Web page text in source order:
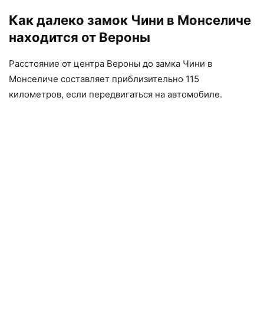
Как далеко замок Чини в Монселиче
находится от Вероны
Расстояние от центра Вероны до замка Чини в
Монселиче составляет приблизительно 115
километров, если передвигаться на автомобиле.